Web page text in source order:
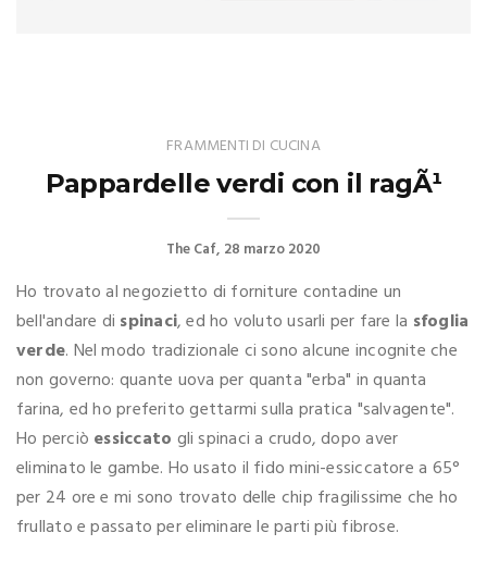
FRAMMENTI DI CUCINA
Pappardelle verdi con il ragÃ¹
The Caf 28 marzo 2020
Ho trovato al negozietto di forniture contadine un
bell'andare di spinaci, ed ho voluto usarli per fare la sfoglia
verde. Nel modo tradizionale ci sono alcune incognite che
non governo: quante uova per quanta "erba" in quanta
farina, ed ho preferito gettarmi sulla pratica "salvagente".
Ho perciò essiccato gli spinaci a crudo, dopo aver
eliminato le gambe. Ho usato il fido mini-essiccatore a 65°
per 24 ore e mi sono trovato delle chip fragilissime che ho
frullato e passato per eliminare le parti più fibrose.